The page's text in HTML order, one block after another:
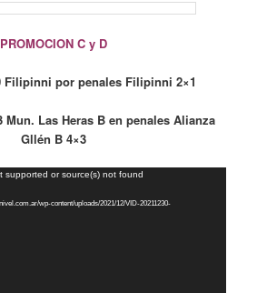
PROMOCION C y D
Filipinni por penales Filipinni 2×1
Mun. Las Heras B en penales Alianza
Gllén B 4×3
supported or source(s) not found
wp-content/uploads/2021/12/VID-20211230-